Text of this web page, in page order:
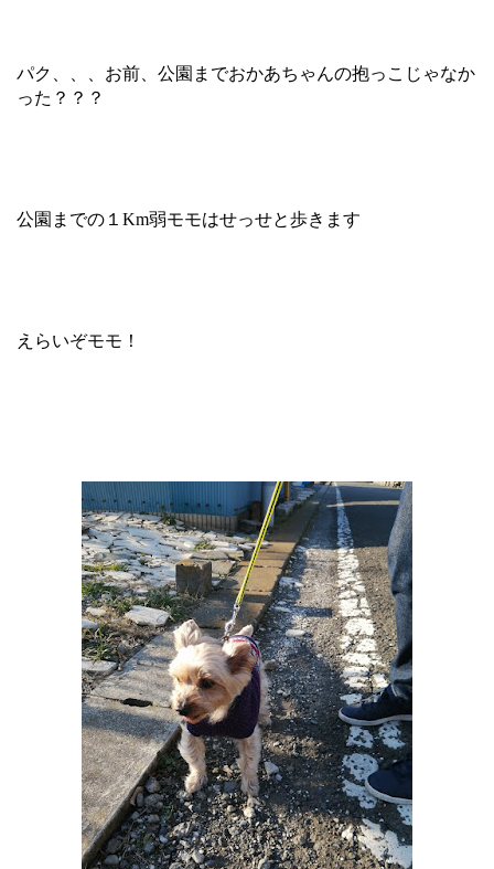
パク、、、お前、公園までおかあちゃんの抱っこじゃなか
った？？？
公園までの１Km弱モモはせっせと歩きます
えらいぞモモ！